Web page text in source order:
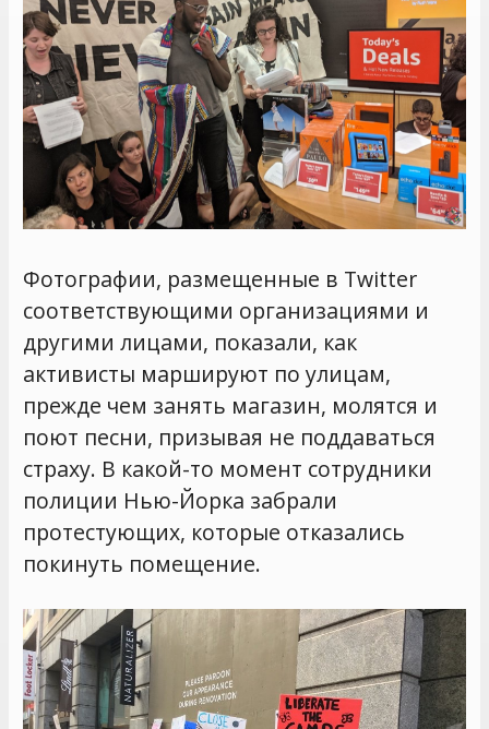
Фотографии, размещенные в Twitter
соответствующими организациями и
другими лицами, показали, как
активисты маршируют по улицам,
прежде чем занять магазин, молятся и
поют песни, призывая не поддаваться
страху. В какой-то момент сотрудники
полиции Нью-Йорка забрали
протестующих, которые отказались
покинуть помещение.